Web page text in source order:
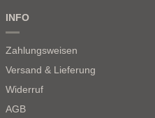
INFO
Zahlungsweisen
Versand & Lieferung
Widerruf
AGB